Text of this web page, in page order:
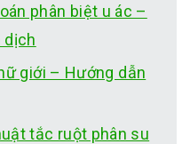
phân biệt u ác –
dịch
giới – Hướng dẫn
tắc ruột phân su